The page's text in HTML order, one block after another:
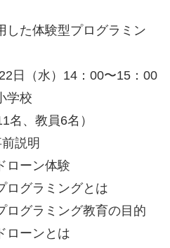
した体験型プログラミン
⽇（水）14：00〜15：00
学校
名、教員6名）
説明
体験
ングとは
グ教育の目的
とは